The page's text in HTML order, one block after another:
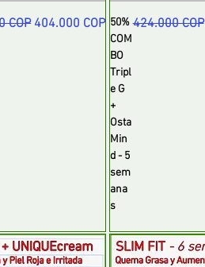
COP Precio de oferta
404.000 COP 50%
COM
BO
Tripl
e G
+
Osta
Min
d - 5
sem
ana
s
Precio
424.000 COP